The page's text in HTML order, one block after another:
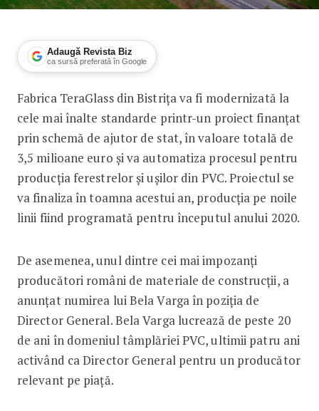
Adaugă Revista Biz
ca sursă preferată în Google
TeraGlass își extinde capacitatea de
Fabrica TeraGlass din Bistrița va fi modernizată la
cele mai înalte standarde printr-un proiect finanțat
prin schemă de ajutor de stat, în valoare totală de
3,5 milioane euro și va automatiza procesul pentru
producția ferestrelor și ușilor din PVC. Proiectul se
va finaliza în toamna acestui an, producția pe noile
linii fiind programată pentru începutul anului 2020.
De asemenea, unul dintre cei mai impozanți
producători români de materiale de construcții, a
anunțat numirea lui Bela Varga în poziția de
Director General. Bela Varga lucrează de peste 20
de ani în domeniul tâmplăriei PVC, ultimii patru ani
activând ca Director General pentru un producător
relevant pe piață.